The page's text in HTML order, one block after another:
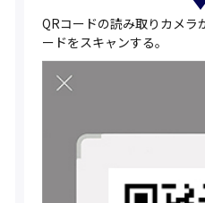
QRコードの読み取りカメラ
ードをスキャンする。